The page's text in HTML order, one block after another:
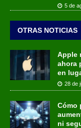
5 de
OTRAS NOTICIAS
Apple
ahora
en
28 de
Cómo
ni